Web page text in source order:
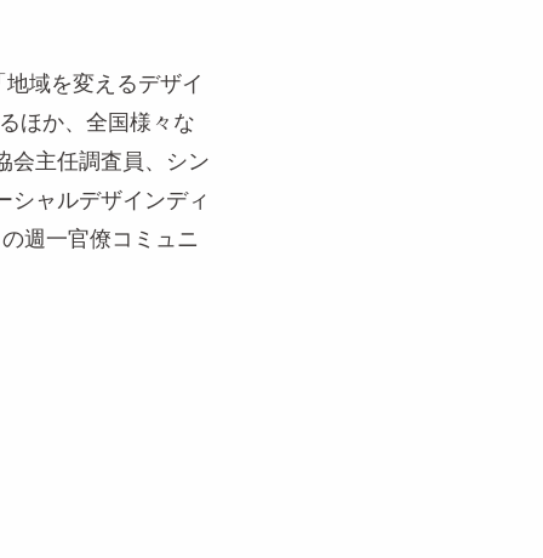
域を変えるデザイ
ほか、全国様々な
会主任調査員、シン
シャルデザインディ
週一官僚コミュニ